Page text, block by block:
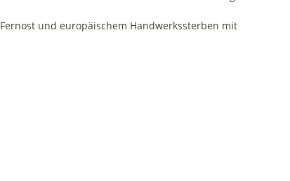
und europäischem Handwerkssterben mit